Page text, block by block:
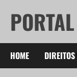
content
HOME